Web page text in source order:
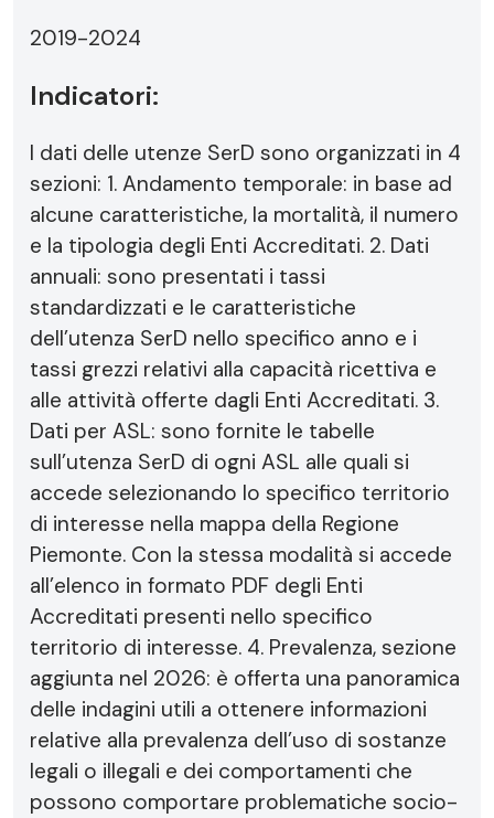
2019-2024
Indicatori:
I dati delle utenze SerD sono organizzati in 4
sezioni: 1. Andamento temporale: in base ad
alcune caratteristiche, la mortalità, il numero
e la tipologia degli Enti Accreditati. 2. Dati
annuali: sono presentati i tassi
standardizzati e le caratteristiche
dell’utenza SerD nello specifico anno e i
tassi grezzi relativi alla capacità ricettiva e
alle attività offerte dagli Enti Accreditati. 3.
Dati per ASL: sono fornite le tabelle
sull’utenza SerD di ogni ASL alle quali si
accede selezionando lo specifico territorio
di interesse nella mappa della Regione
Piemonte. Con la stessa modalità si accede
all’elenco in formato PDF degli Enti
Accreditati presenti nello specifico
territorio di interesse. 4. Prevalenza, sezione
aggiunta nel 2026: è offerta una panoramica
delle indagini utili a ottenere informazioni
relative alla prevalenza dell’uso di sostanze
legali o illegali e dei comportamenti che
possono comportare problematiche socio-